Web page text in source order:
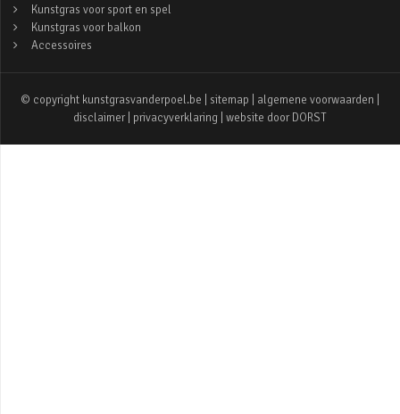
Kunstgras voor sport en spel
Kunstgras voor balkon
Accessoires
© copyright kunstgrasvanderpoel.be | sitemap algemene voorwaarden
disclaimer
privacyverklaring | website door DORST